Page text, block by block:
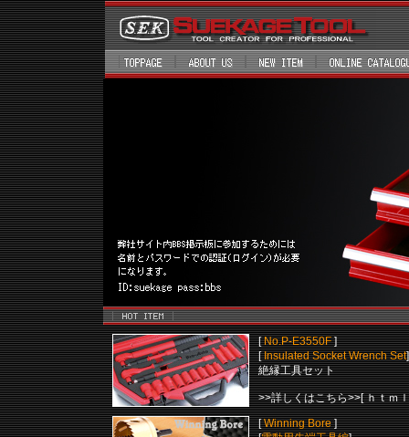
[No.P-E3550F]
[Insulated Socket Wrench Set]
絶縁工具セット
>>詳しくはこちら>>[ ｈｔｍ
[Winning Bore]